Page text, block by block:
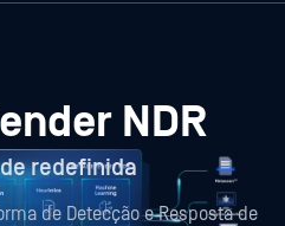
NDR
redefinida
de Detecção e Resposta de